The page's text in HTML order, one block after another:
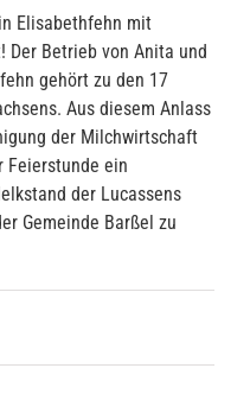
Elisabethfehn mit
Der Betrieb von Anita und
gehört zu den 17
Aus diesem Anlass
der Milchwirtschaft
Feierstunde ein
der Lucassens
Gemeinde Barßel zu